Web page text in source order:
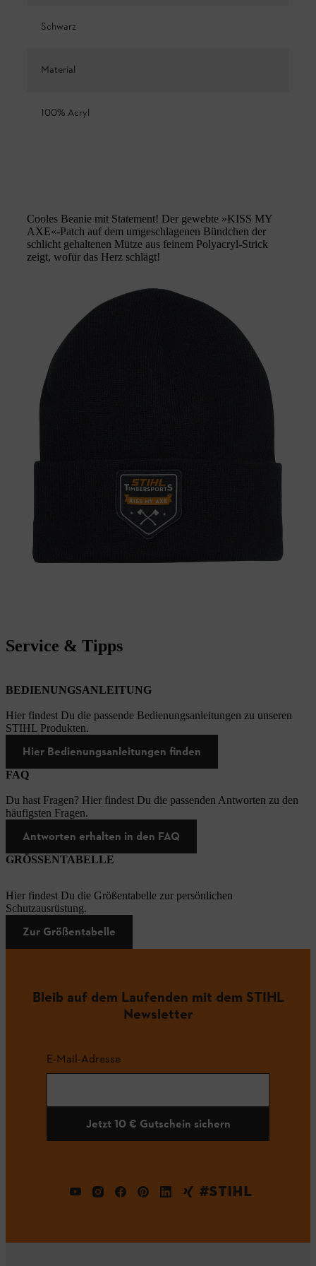
Schwarz
Material
100% Acryl
Cooles Beanie mit Statement! Der gewebte »KISS MY
AXE«-Patch auf dem umgeschlagenen Bündchen der
schlicht gehaltenen Mütze aus feinem Polyacryl-Strick
zeigt, wofür das Herz schlägt!
Service & Tipps
BEDIENUNGSANLEITUNG
Hier findest Du die passende Bedienungsanleitungen zu unseren
STIHL Produkten.
Hier Bedienungsanleitungen finden
FAQ
Du hast Fragen? Hier findest Du die passenden Antworten zu den
häufigsten Fragen.
Antworten erhalten in den FAQ
GRÖSSENTABELLE
Hier findest Du die Größentabelle zur persönlichen
Schutzausrüstung.
Zur Größentabelle
Bleib auf dem Laufenden mit dem STIHL
Newsletter
E-Mail-Adresse
Jetzt 10 € Gutschein sichern
#STIHL